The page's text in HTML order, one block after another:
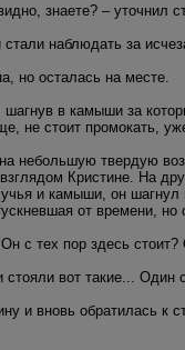
знаете? – уточнил
стали наблюдать за
но осталась на месте.
в камыши за
не стоит промокать,
небольшую твердую
Кристине. На
и камыши, он шагнул
от времени,
с тех пор здесь стоит?
вот такие... Один
и вновь обратилась к